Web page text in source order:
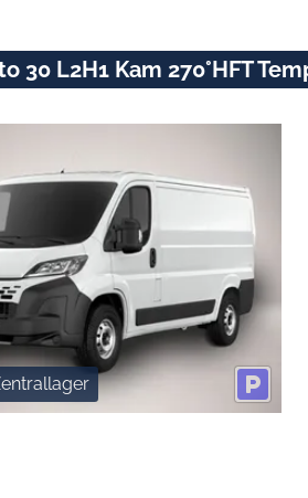
30 L2H1 Kam 270°HFT